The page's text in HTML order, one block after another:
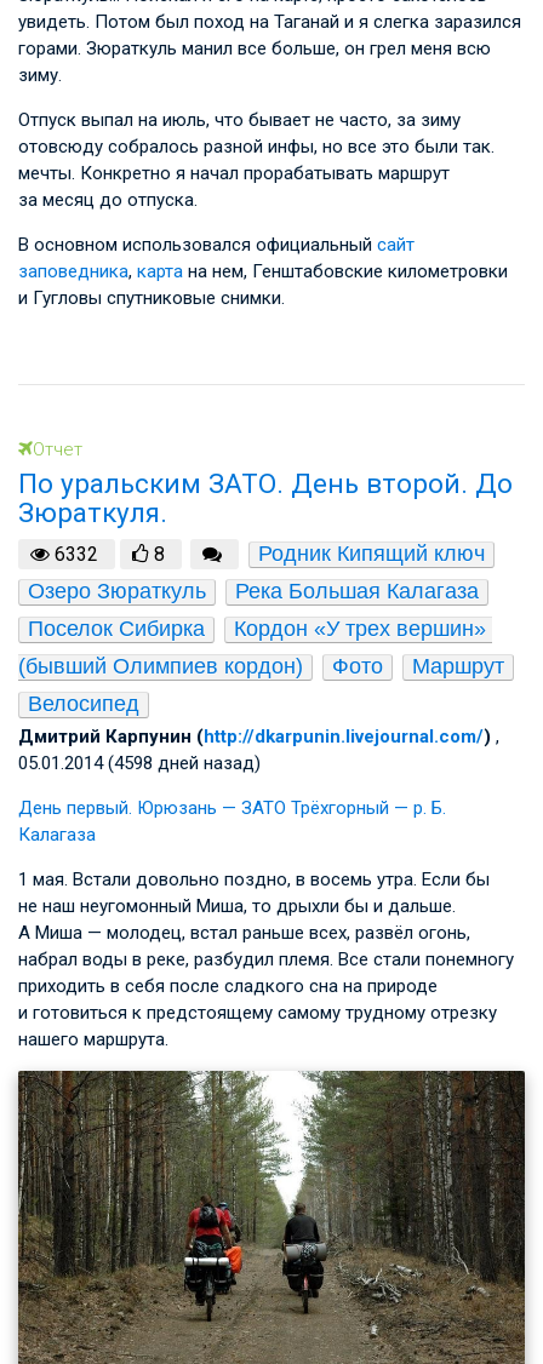
увидеть. Потом был поход на Таганай и я слегка заразился
горами. Зюраткуль манил все больше, он грел меня всю
зиму.
Отпуск выпал на июль, что бывает не часто, за зиму
отовсюду собралось разной инфы, но все это были так.
мечты. Конкретно я начал прорабатывать маршрут
за месяц до отпуска.
В основном использовался официальный сайт
заповедника, карта на нем, Генштабовские километровки
и Гугловы спутниковые снимки.
Отчет
По уральским ЗАТО. День второй. До
Зюраткуля.
6332 8
Родник Кипящий ключ
Озеро Зюраткуль
Река Большая Калагаза
Поселок Сибирка
Кордон «У трех вершин»
(бывший Олимпиев кордон)
Фото
Маршрут
Велосипед
Дмитрий Карпунин (http://dkarpunin.livejournal.com/) ,
05.01.2014 (4598 дней назад)
День первый. Юрюзань — ЗАТО Трёхгорный — р. Б.
Калагаза
1 мая. Встали довольно поздно, в восемь утра. Если бы
не наш неугомонный Миша, то дрыхли бы и дальше.
А Миша — молодец, встал раньше всех, развёл огонь,
набрал воды в реке, разбудил племя. Все стали понемногу
приходить в себя после сладкого сна на природе
и готовиться к предстоящему самому трудному отрезку
нашего маршрута.